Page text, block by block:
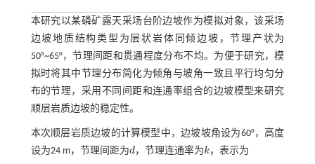
本研究以某磷矿露天采场台阶边坡作为模拟对象，该采场
边坡地质结构类型为层状岩体同倾边坡，节理产状为
50°~65°，节理间距和贯通程度分布不均。为便于研究，模
拟时将其中节理分布简化为倾角与坡角一致且平行均匀分
布的节理，采用不同间距和连通率组合的边坡模型来研究
顺层岩质边坡的稳定性。
本次顺层岩质边坡的计算模型中，边坡坡角设为60°，高度
设为24 m，节理间距为d
d，节理连通率为k
k ，表示为